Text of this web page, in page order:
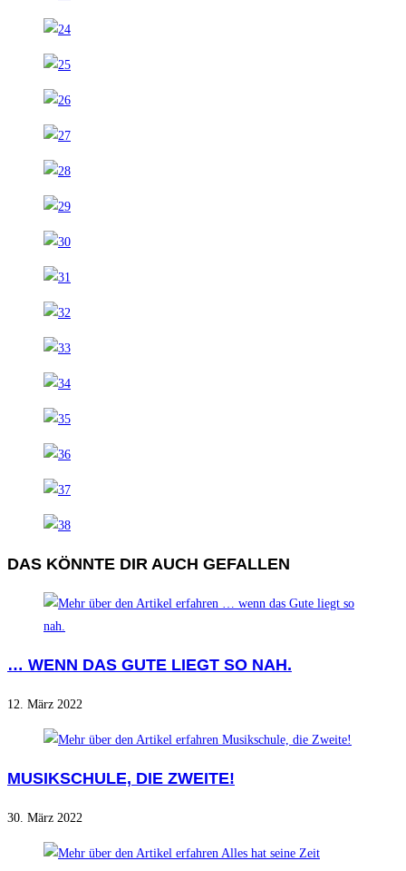
DAS KÖNNTE DIR AUCH GEFALLEN
… WENN DAS GUTE LIEGT SO NAH.
12. März 2022
MUSIKSCHULE, DIE ZWEITE!
30. März 2022